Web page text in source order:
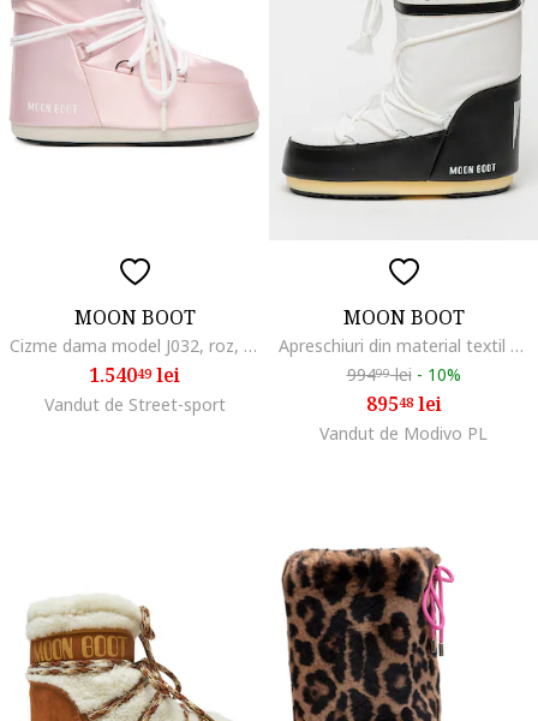
MOON BOOT
Cizme dama model J032, roz, textil
1.54049lei
Vandut de Street-sport
MOON BOOT
Apreschiuri din material textil MB Icon, Alb/Negru
99499lei - 10%
89548lei
Vandut de Modivo PL